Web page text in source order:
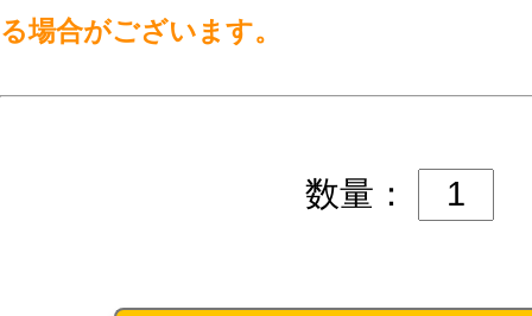
る場合がございます。
数量：